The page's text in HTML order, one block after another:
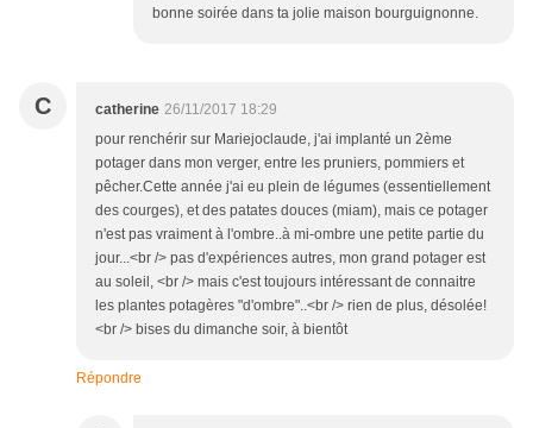
bonne soirée dans ta jolie maison bourguignonne.
C catherine 26/11/2017 18:29
pour renchérir sur Mariejoclaude, j'ai implanté un 2ème
potager dans mon verger, entre les pruniers, pommiers et
pêcher.Cette année j'ai eu plein de légumes (essentiellement
des courges), et des patates douces (miam), mais ce potager
n'est pas vraiment à l'ombre..à mi-ombre une petite partie du
jour...<br /> pas d'expériences autres, mon grand potager est
au soleil, <br /> mais c'est toujours intéressant de connaitre
les plantes potagères "d'ombre"..<br /> rien de plus, désolée!
<br /> bises du dimanche soir, à bientôt
Répondre